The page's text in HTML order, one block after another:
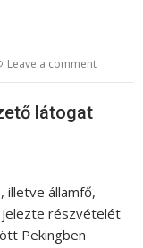
Leave a comment
látogat
illetve államfő,
részvételét
Pekingben